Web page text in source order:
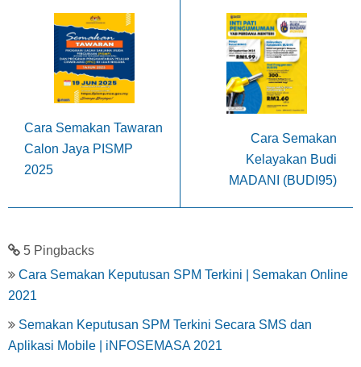
Cara Semakan Tawaran
Calon Jaya PISMP
2025
Cara Semakan
Kelayakan Budi
MADANI (BUDI95)
5 Pingbacks
Cara Semakan Keputusan SPM Terkini | Semakan Online
2021
Semakan Keputusan SPM Terkini Secara SMS dan
Aplikasi Mobile | iNFOSEMASA 2021